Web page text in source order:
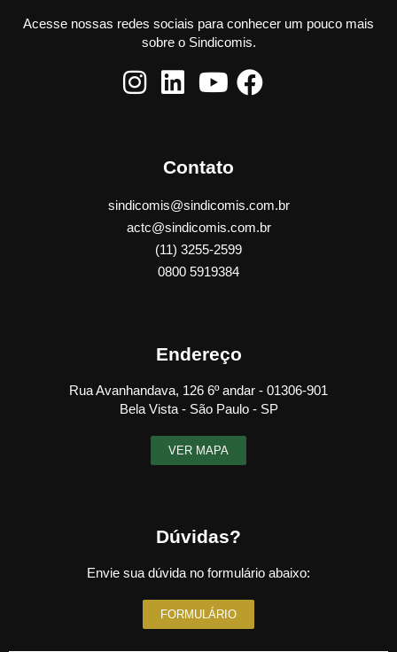
Acesse nossas redes sociais para conhecer um pouco mais
sobre o Sindicomis.
Contato
sindicomis@sindicomis.com.br
actc@sindicomis.com.br
(11) 3255-2599
0800 5919384
Endereço
Rua Avanhandava, 126 6º andar - 01306-901
Bela Vista - São Paulo - SP
VER MAPA
Dúvidas?
Envie sua dúvida no formulário abaixo:
FORMULÁRIO